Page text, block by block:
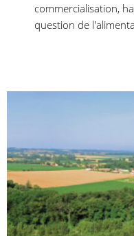
commercialisation,
question de